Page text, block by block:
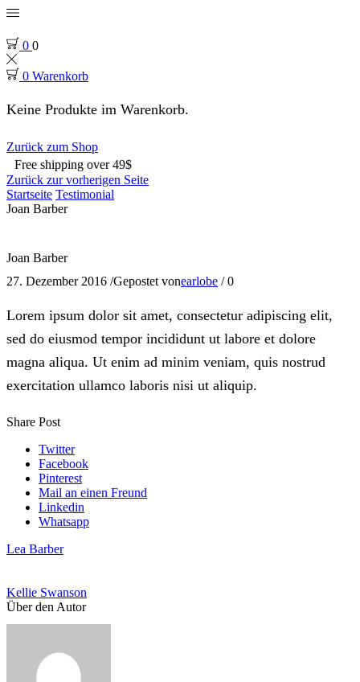
0 0
0 Warenkorb
Keine Produkte im Warenkorb.
Zurück zum Shop
Free shipping over 49$
Zurück zur vorherigen Seite
Startseite Testimonial
Joan Barber
Joan Barber
27. Dezember 2016 /Gepostet vonearlobe / 0
Lorem ipsum dolor sit amet, consectetur adipiscing elit,
sed do eiusmod tempor incididunt ut labore et dolore
magna aliqua. Ut enim ad minim veniam, quis nostrud
exercitation ullamco laboris nisi ut aliquip.
Share Post
Twitter
Facebook
Pinterest
Mail an einen Freund
Linkedin
Whatsapp
Lea Barber
Kellie Swanson
Über den Autor